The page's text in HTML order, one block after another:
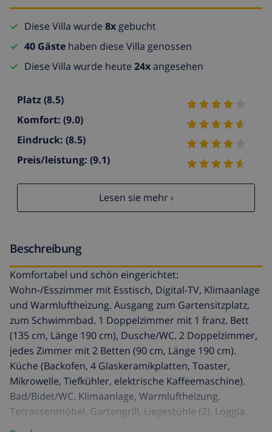
Diese Villa wurde 8xgebucht
40 Gäste haben diese Villa genossen
Diese Villa wurde heute 24xangesehen
Platz(8.5)
Komfort: (9.0)
Eindruck: (8.5)
Preis/leistung: (9.1)
Lesen sie mehr ›
Beschreibung
Komfortabel und schön eingerichtet:
Wohn-/Esszimmer mit Esstisch, Digital-TV, Klimaanlage
und Warmluftheizung. Ausgang zum Gartensitzplatz,
zum Schwimmbad. 1 Doppelzimmer mit 1 franz. Bett
(135 cm, Länge 190 cm), Dusche/WC. 2 Doppelzimmer,
jedes Zimmer mit 2 Betten (90 cm, Länge 190 cm).
Küche (Backofen, 4 Glaskeramikplatten, Toaster,
Mikrowelle, Tiefkühler, elektrische Kaffeemaschine).
Bad/Bidet/WC. Klimaanlage, Warmluftheizung.
Terrassenmöbel, Gartengrill, Liegestühle (2), Loggia.